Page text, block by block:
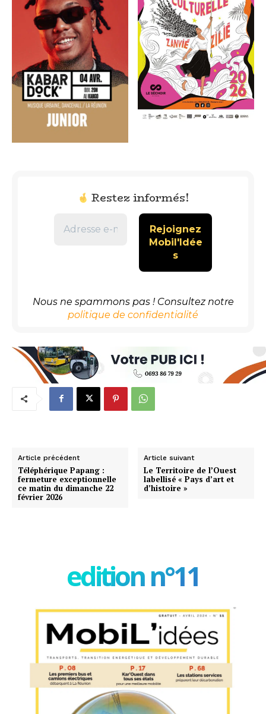
Restez informés!
Nous ne spammons pas ! Consultez notre
politique de confidentialité
Article précédent
Téléphérique Papang :
fermeture exceptionnelle
ce matin du dimanche 22
février 2026
Article suivant
Le Territoire de l’Ouest
labellisé « Pays d’art et
d’histoire »
edition n°11